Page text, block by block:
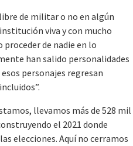
de militar o no en algún
viva y con mucho
de nadie en lo
han salido personalidades
personajes regresan
llevamos más de 528 mil
el 2021 donde
elecciones. Aquí no cerramos